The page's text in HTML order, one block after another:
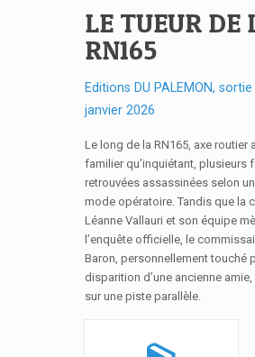
LE TUEUR DE
RN165
Editions DU PALEMON,
janvier 2026
Le long de la RN165, axe routier
familier qu’inquiétant, plusieurs
retrouvées assassinées selon
mode opératoire. Tandis que la
Léanne Vallauri et son équipe
l’enquête officielle, le
Baron, personnellement touché
disparition d’une ancienne amie,
sur une piste parallèle.